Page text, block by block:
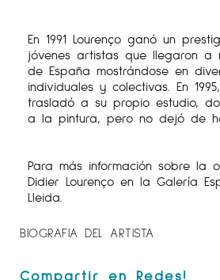
En 1991 Lourenço ganó un
jóvenes artistas que llegaron a
de España mostrándose en
individuales y colectivas. En
trasladó a su propio estudio,
a la pintura, pero no dejó de
Para más información sobre la
Didier Lourenço en la Galería
Lleida.
BIOGRAFIA DEL ARTISTA